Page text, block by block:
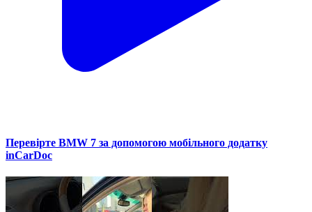
Перевірте BMW 7 за допомогою мобільного додатку
inCarDoc